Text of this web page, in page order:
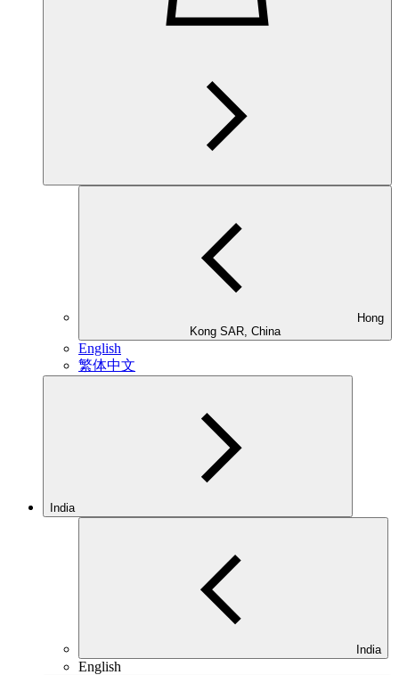
Kong SAR, China
English
繁体中文
India
India
English